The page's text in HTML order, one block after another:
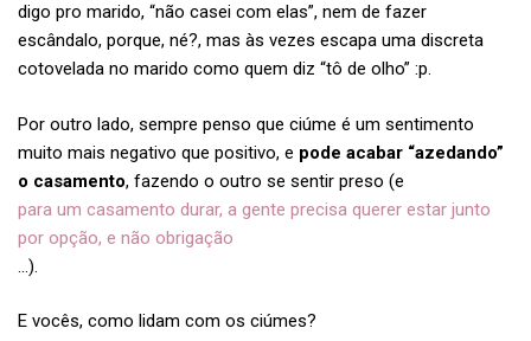
digo pro marido, “não casei com elas”, nem de fazer
escândalo, porque, né?, mas às vezes escapa uma discreta
cotovelada no marido como quem diz “tô de olho” :p.
Por outro lado, sempre penso que ciúme é um sentimento
muito mais negativo que positivo, e pode acabar “azedando”
o casamento, fazendo o outro se sentir preso (e
para um casamento durar, a gente precisa querer estar junto
por opção, e não obrigação
…).
E vocês, como lidam com os ciúmes?